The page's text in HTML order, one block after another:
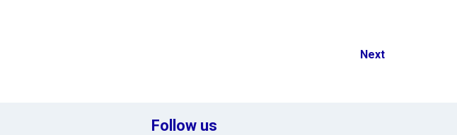
Next
Follow us